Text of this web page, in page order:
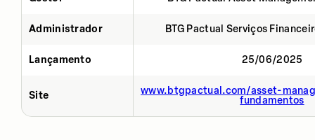
Administrador BTG Pactual Serviços
Lançamento 25/06/2025
Site
www.btgpactual.com/asset-
fundamentos